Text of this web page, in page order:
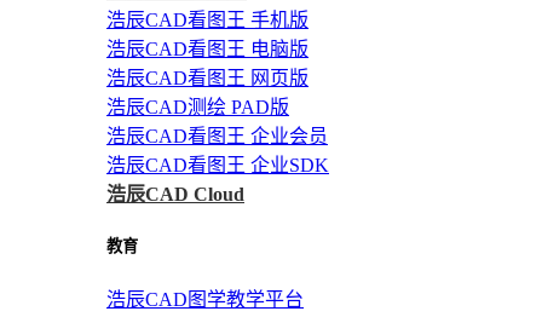
浩辰CAD看图王 手机版
浩辰CAD看图王 电脑版
浩辰CAD看图王 网页版
浩辰CAD测绘 PAD版
浩辰CAD看图王 企业会员
浩辰CAD看图王 企业SDK
浩辰CAD Cloud
教育
浩辰CAD图学教学平台